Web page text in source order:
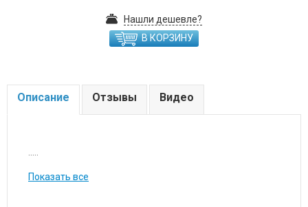
Нашли дешевле?
В КОРЗИНУ
Описание Отзывы Видео
Показать все